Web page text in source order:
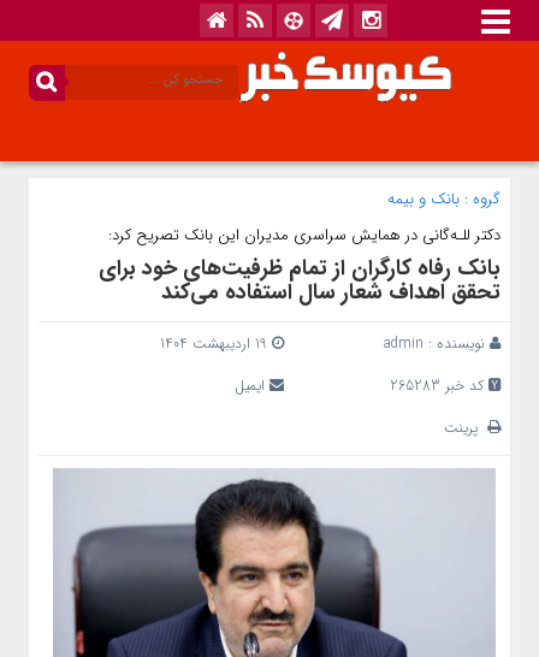
گروه : بانک‌ و بیمه
دکتر للـه‌گانی در همایش سراسری مدیران این بانک تصریح کرد:
بانک رفاه کارگران از تمام ظرفیت‌های خود برای
تحقق اهداف شعار سال استفاده می‌کند
نویسنده : admin
کد خبر 265283
ایمیل
پرینت